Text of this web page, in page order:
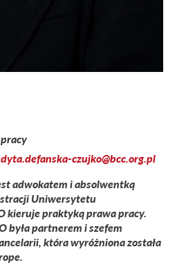
czujko@bcc.org.pl
adwokatem i absolwentką
Uniwersytetu
kieruje praktyką prawa pracy.
była partnerem i szefem
która wyróżniona została